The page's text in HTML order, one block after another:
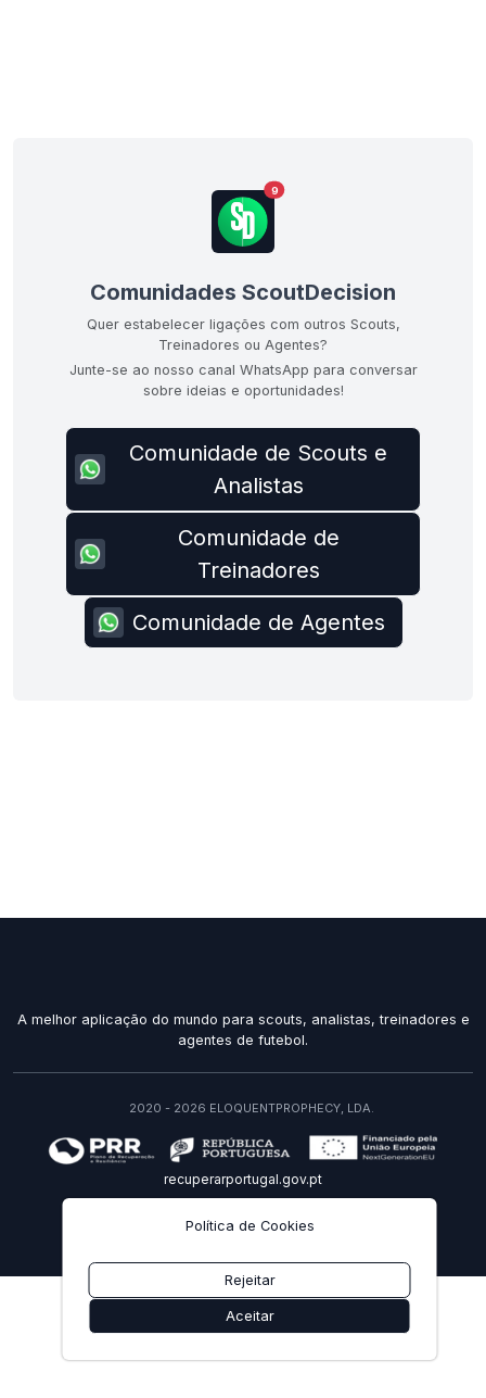
9
Comunidades ScoutDecision
Quer estabelecer ligações com outros Scouts,
Treinadores ou Agentes?
Junte-se ao nosso canal WhatsApp para conversar
sobre ideias e oportunidades!
Comunidade de Scouts e
Analistas
Comunidade de
Treinadores
Comunidade de Agentes
Política de Cookies
Rejeitar
Aceitar
A melhor aplicação do mundo para scouts, analistas, treinadores e
agentes de futebol.
2020 - 2026 ELOQUENTPROPHECY, LDA.
recuperarportugal.gov.pt
PT